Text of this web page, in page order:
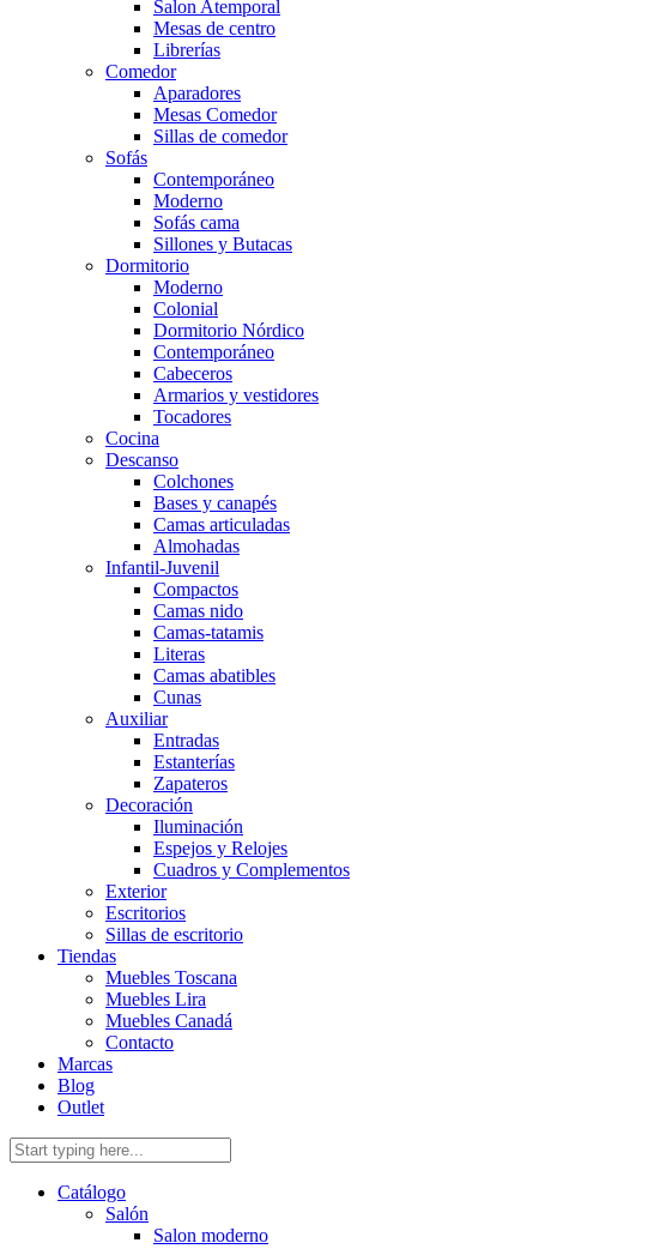
Salon Atemporal
Mesas de centro
Librerías
Comedor
Aparadores
Mesas Comedor
Sillas de comedor
Sofás
Contemporáneo
Moderno
Sofás cama
Sillones y Butacas
Dormitorio
Moderno
Colonial
Dormitorio Nórdico
Contemporáneo
Cabeceros
Armarios y vestidores
Tocadores
Cocina
Descanso
Colchones
Bases y canapés
Camas articuladas
Almohadas
Infantil-Juvenil
Compactos
Camas nido
Camas-tatamis
Literas
Camas abatibles
Cunas
Auxiliar
Entradas
Estanterías
Zapateros
Decoración
Iluminación
Espejos y Relojes
Cuadros y Complementos
Exterior
Escritorios
Sillas de escritorio
Tiendas
Muebles Toscana
Muebles Lira
Muebles Canadá
Contacto
Marcas
Blog
Outlet
Catálogo
Salón
Salon moderno